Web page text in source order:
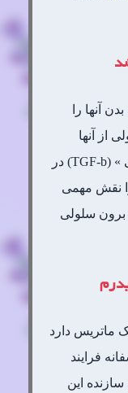
آنها را
از آنها
استفاده می کند. «فاکتور رشد تبدیلی » (TGF-b) در
نقش مهمی
برون سلولی
ماتریس دارد
فرایند
این